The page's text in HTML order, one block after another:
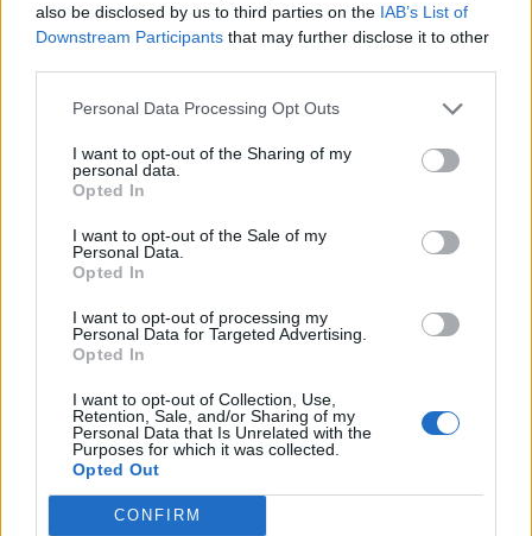
also be disclosed by us to third parties on the IAB’s List of
Downstream Participants that may further disclose it to other
Personal Data Processing Opt Outs
I want to opt-out of the Sharing of my
personal data.
Opted In
I want to opt-out of the Sale of my
Personal Data.
Opted In
I want to opt-out of processing my
Personal Data for Targeted Advertising.
Opted In
I want to opt-out of Collection, Use,
Retention, Sale, and/or Sharing of my
Personal Data that Is Unrelated with the
Purposes for which it was collected.
Opted Out
CONFIRM
Starta din prenumeration här
Username or E-mail
Password
Remember Me